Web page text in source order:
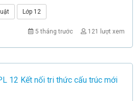
Lớp 12
121 lượt xem
5 tháng trước
12 Kết nối tri thức cấu trúc mới